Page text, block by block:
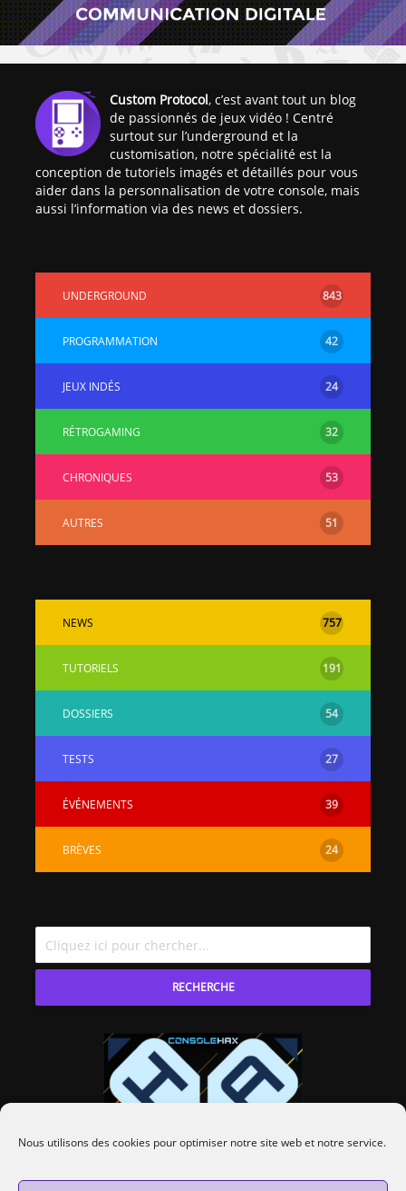
Nous utilisons des cookies pour optimiser notre site web et notre service.
Custom Protocol, c’est avant tout un blog
de passionnés de jeux vidéo ! Centré
surtout sur l’underground et la
customisation, notre spécialité est la
conception de tutoriels imagés et détaillés pour vous
aider dans la personnalisation de votre console, mais
aussi l’information via des news et dossiers.
UNDERGROUND 843
PROGRAMMATION 42
JEUX INDÉS 24
RÉTROGAMING 32
CHRONIQUES 53
AUTRES 51
NEWS 757
TUTORIELS 191
DOSSIERS 54
TESTS 27
ÉVÉNEMENTS 39
BRÈVES 24
RECHERCHE